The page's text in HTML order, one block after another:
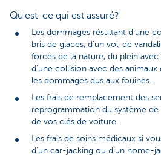
Qu'est-ce qui est assuré?
Les dommages résultant d'une
bris de glaces, d'un vol, de
forces de la nature, du plein
d'une collision avec des animaux
les dommages dus aux fouines.
Les frais de remplacement des
reprogrammation du système de
de vos clés de voiture.
Les frais de soins médicaux si
d’un car-jacking ou d’un home-